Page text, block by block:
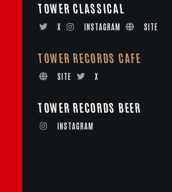
TOWER CLASSICAL
X INSTAGRAM SITE
TOWER RECORDS CAFE
SITE X
TOWER RECORDS BEER
INSTAGRAM